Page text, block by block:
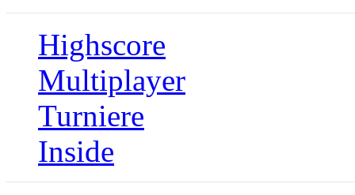
Highscore
Multiplayer
Turniere
Inside